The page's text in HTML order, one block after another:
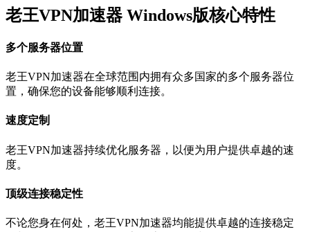
老王VPN加速器 Windows版核心特性
多个服务器位置
老王VPN加速器在全球范围内拥有众多国家的多个服务器位
置，确保您的设备能够顺利连接。
速度定制
老王VPN加速器持续优化服务器，以便为用户提供卓越的速
度。
顶级连接稳定性
不论您身在何处，老王VPN加速器均能提供卓越的连接稳定